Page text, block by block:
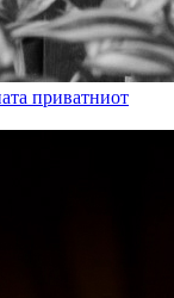
приватниот